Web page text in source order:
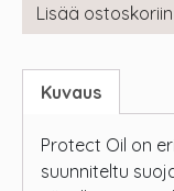
Lisää ostoskoriin
Kuvaus
Protect Oil on
suunniteltu